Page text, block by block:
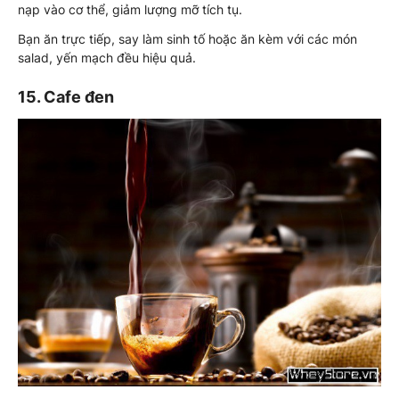
nạp vào cơ thể, giảm lượng mỡ tích tụ.
Bạn ăn trực tiếp, say làm sinh tố hoặc ăn kèm với các món
salad, yến mạch đều hiệu quả.
15. Cafe đen